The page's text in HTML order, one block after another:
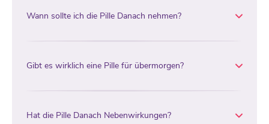
Wann sollte ich die Pille Danach nehmen?
Gibt es wirklich eine Pille für übermorgen?
Hat die Pille Danach Nebenwirkungen?